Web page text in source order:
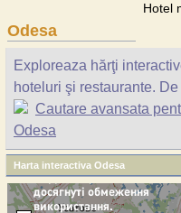
Hotel
Odesa
Exploreaza hărţi
hoteluri şi restaurante.
Cautare avansata
Odesa
Harta interactiva Odesa